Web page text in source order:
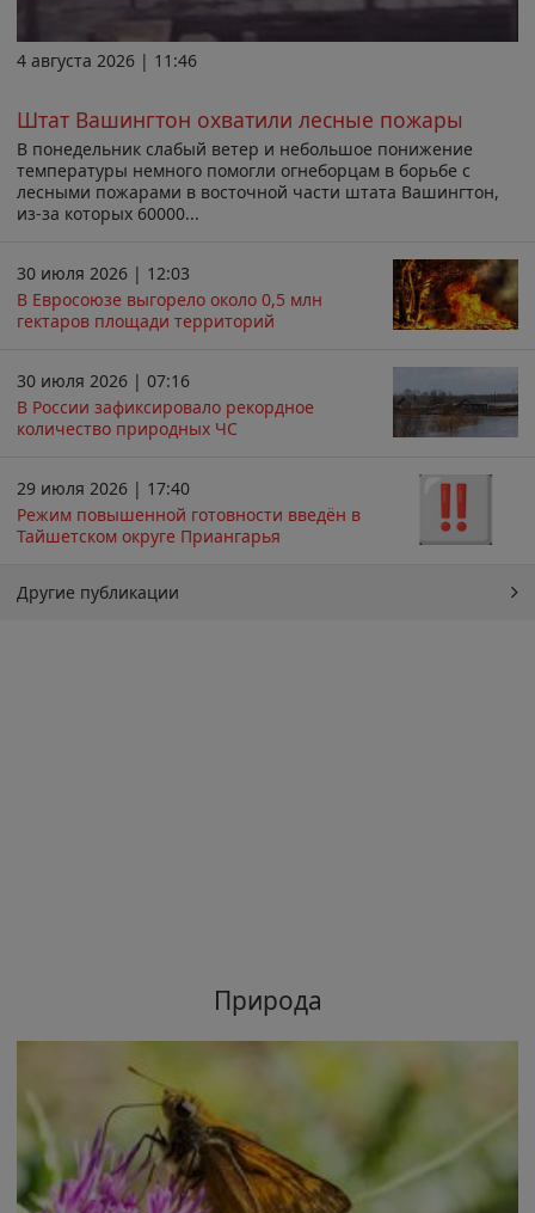
4 августа 2026 | 11:46
Штат Вашингтон охватили лесные пожары
В понедельник слабый ветер и небольшое понижение
температуры немного помогли огнеборцам в борьбе с
лесными пожарами в восточной части штата Вашингтон,
из-за которых 60000...
30 июля 2026 | 12:03
В Евросоюзе выгорело около 0,5 млн
гектаров площади территорий
30 июля 2026 | 07:16
В России зафиксировало рекордное
количество природных ЧС
29 июля 2026 | 17:40
Режим повышенной готовности введён в
Тайшетском округе Приангарья
Другие публикации
Природа